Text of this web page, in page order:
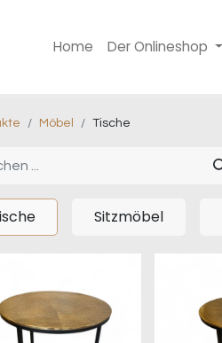
Home Der Onlineshop
Möbel Tische
Sitzmöbel